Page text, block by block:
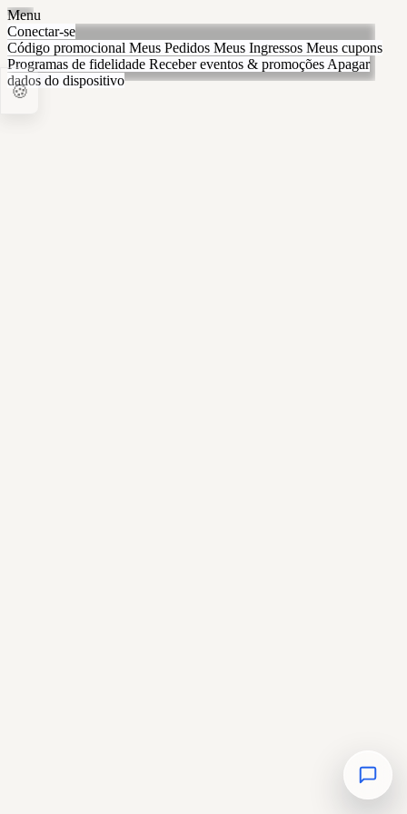
Menu
Conectar-se
Código promocional Meus Pedidos Meus Ingressos Meus cupons
Programas de fidelidade Receber eventos & promoções Apagar
dados do dispositivo
🍪